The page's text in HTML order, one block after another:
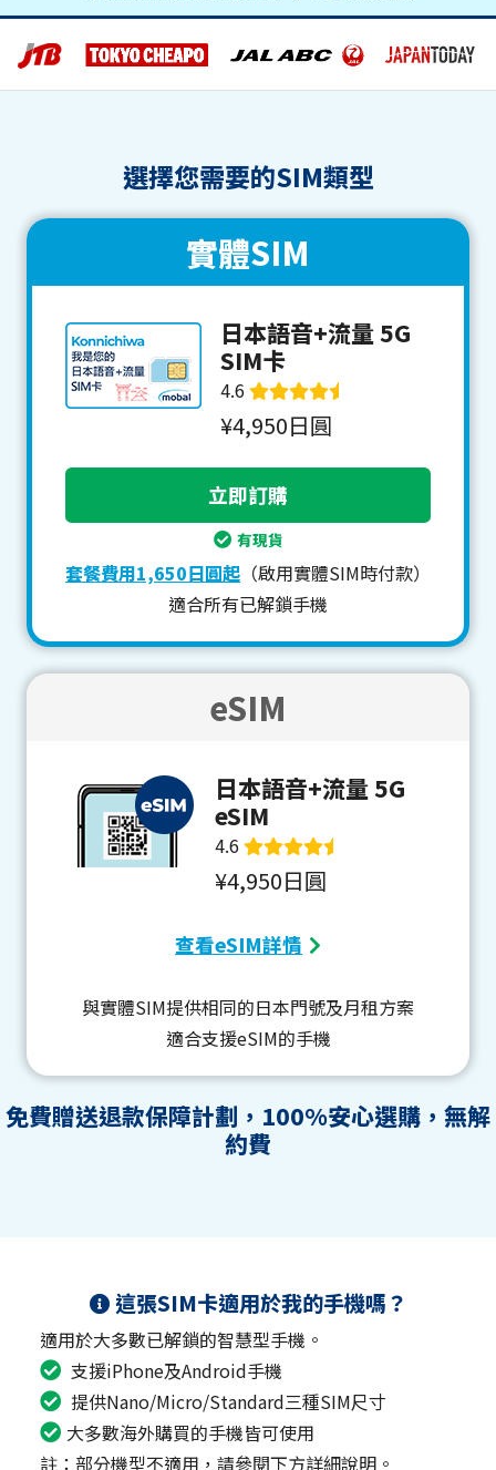
選擇您需要的SIM類型
實體SIM
日本語音+流量 5G
SIM卡
4.6
¥4,950日圓
有現貨
套餐費用1,650日圓起 （啟用實體SIM時付款）
適合所有已解鎖手機
eSIM
日本語音+流量 5G
eSIM
4.6
¥4,950日圓
查看eSIM詳情
與實體SIM提供相同的日本門號及月租方案
適合支援eSIM的手機
免費贈送退款保障計劃，100%安心選購，無解
約費
這張SIM卡適用於我的手機嗎？
適用於大多數已解鎖的智慧型手機。
支援iPhone及Android手機
提供Nano/Micro/Standard三種SIM尺寸
大多數海外購買的手機皆可使用
註：部分機型不適用，請參閱下方詳細說明。